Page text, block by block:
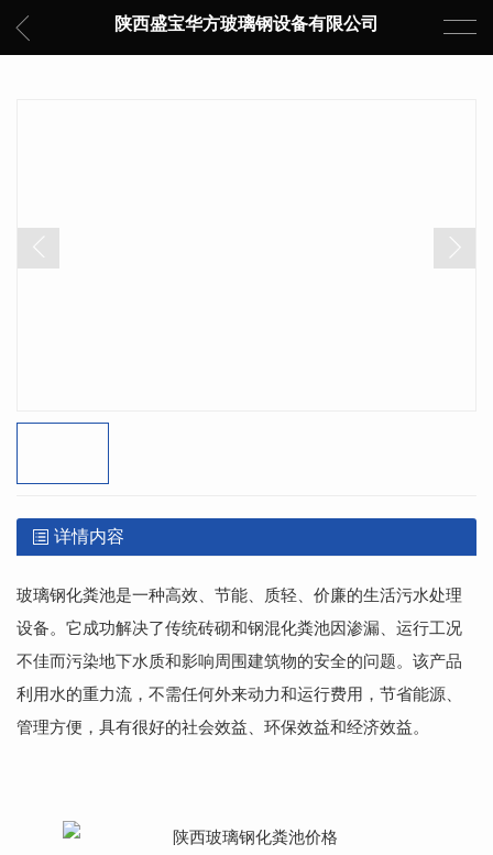
陕西盛宝华方玻璃钢设备有限公司
详情内容
玻璃钢化粪池是一种高效、节能、质轻、价廉的生活污水处理
设备。它成功解决了传统砖砌和钢混化粪池因渗漏、运行工况
不佳而污染地下水质和影响周围建筑物的安全的问题。该产品
利用水的重力流，不需任何外来动力和运行费用，节省能源、
管理方便，具有很好的社会效益、环保效益和经济效益。